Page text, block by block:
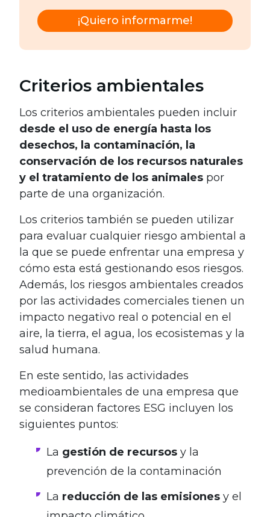
¡Quiero informarme!
Criterios ambientales
Los criterios ambientales pueden incluir
desde el uso de energía hasta los
desechos, la contaminación, la
conservación de los recursos naturales
y el tratamiento de los animales por
parte de una organización.
Los criterios también se pueden utilizar
para evaluar cualquier riesgo ambiental a
la que se puede enfrentar una empresa y
cómo esta está gestionando esos riesgos.
Además, los riesgos ambientales creados
por las actividades comerciales tienen un
impacto negativo real o potencial en el
aire, la tierra, el agua, los ecosistemas y la
salud humana.
En este sentido, las actividades
medioambientales de una empresa que
se consideran factores ESG incluyen los
siguientes puntos:
La gestión de recursos y la
prevención de la contaminación
La reducción de las emisiones y el